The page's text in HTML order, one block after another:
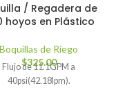
/ Regadera de
hoyos en Plástico
Boquillas de Riego
$325.00
Flujo de 11.1GPM a
40psi(42.18lpm).